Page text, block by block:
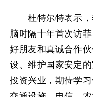
杜特尔特表示，
脑时隔十年首次访
好朋友和真诚合作
设、维护国家安定
投资兴业，期待学